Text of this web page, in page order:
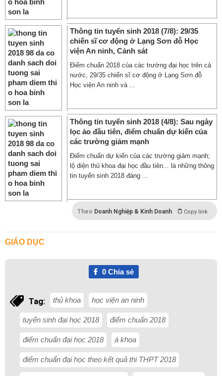
Thông tin tuyển sinh 2018 (7/8): 29/35
chiến sĩ cơ động ở Lạng Sơn đỗ Học
viện An ninh, Cảnh sát
Điểm chuẩn 2018 của các trường đại học trên cả
nước, 29/35 chiến sĩ cơ động ở Lạng Sơn đỗ
Học viện An ninh và ...
Thông tin tuyển sinh 2018 (4/8): Sau ngày
lọc ảo đầu tiên, điểm chuẩn dự kiến của
các trường giảm mạnh
Điểm chuẩn dự kiến của các trường giảm mạnh;
lộ diện thủ khoa đại học đầu tiên... là những thông
tin tuyển sinh 2018 đáng ...
Theo Doanh Nghiệp & Kinh Doanh Copy link
GIÁO DỤC
0Chia sẻ
Tag: thủ khoa học viện an ninh
tuyển sinh đại học 2018 điểm chuẩn 2018
điểm chuẩn đại học 2018 á khoa
điểm chuẩn đại học theo kết quả thi THPT 2018